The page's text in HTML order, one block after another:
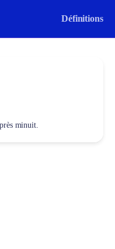
Définitions
minuit.